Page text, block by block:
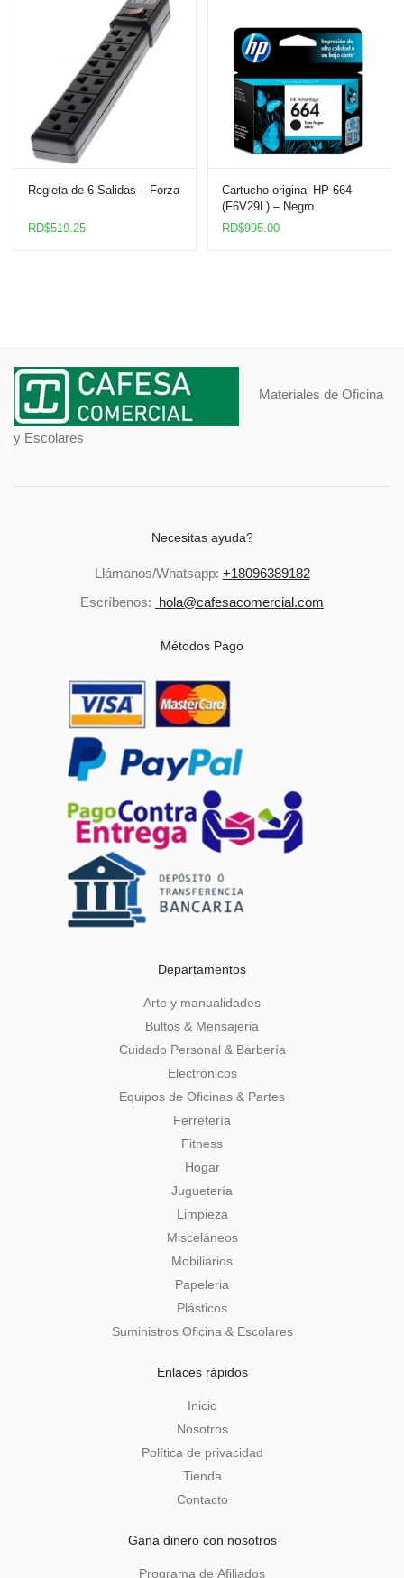
Regleta de 6 Salidas – Forza
RD$519.25
Cartucho original HP 664
(F6V29L) – Negro
RD$995.00
Materiales de Oficina
y Escolares
Necesitas ayuda?
Llámanos/Whatsapp: +18096389182
Escríbenos: hola@cafesacomercial.com
Métodos Pago
Departamentos
Arte y manualidades
Bultos & Mensajeria
Cuidado Personal & Barbería
Electrónicos
Equipos de Oficinas & Partes
Ferretería
Fitness
Hogar
Juguetería
Limpieza
Misceláneos
Mobiliarios
Papeleria
Plásticos
Suministros Oficina & Escolares
Enlaces rápidos
Inicio
Nosotros
Política de privacidad
Tienda
Contacto
Gana dinero con nosotros
Programa de Afiliados